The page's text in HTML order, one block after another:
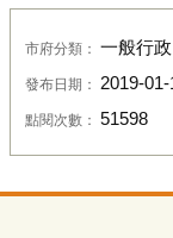
市府分類： 一般行政
發布日期： 2019-01-
點閱次數： 51598